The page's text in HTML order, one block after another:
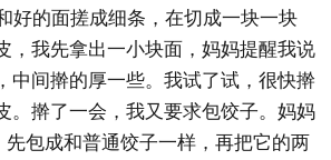
好的面搓成细条，在切成一块一块
，我先拿出一小块面，妈妈提醒我说
中间擀的厚一些。我试了试，很快擀
。擀了一会，我又要求包饺子。妈妈
先包成和普通饺子一样，再把它的两